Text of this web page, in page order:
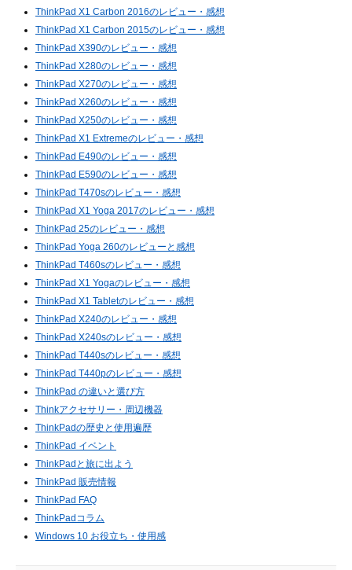
ThinkPad X1 Carbon 2016のレビュー・感想
ThinkPad X1 Carbon 2015のレビュー・感想
ThinkPad X390のレビュー・感想
ThinkPad X280のレビュー・感想
ThinkPad X270のレビュー・感想
ThinkPad X260のレビュー・感想
ThinkPad X250のレビュー・感想
ThinkPad X1 Extremeのレビュー・感想
ThinkPad E490のレビュー・感想
ThinkPad E590のレビュー・感想
ThinkPad T470sのレビュー・感想
ThinkPad X1 Yoga 2017のレビュー・感想
ThinkPad 25のレビュー・感想
ThinkPad Yoga 260のレビューと感想
ThinkPad T460sのレビュー・感想
ThinkPad X1 Yogaのレビュー・感想
ThinkPad X1 Tabletのレビュー・感想
ThinkPad X240のレビュー・感想
ThinkPad X240sのレビュー・感想
ThinkPad T440sのレビュー・感想
ThinkPad T440pのレビュー・感想
ThinkPad の違いと選び方
Thinkアクセサリー・周辺機器
ThinkPadの歴史と使用遍歴
ThinkPad イベント
ThinkPadと旅に出よう
ThinkPad 販売情報
ThinkPad FAQ
ThinkPadコラム
Windows 10 お役立ち・使用感